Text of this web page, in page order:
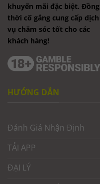
khuyến mãi đặc biệt. Đồng
thời cố gắng cung cấp dịch
vụ chăm sóc tốt cho các
khách hàng!
HƯỚNG DẪN
Đánh Giá Nhận Định
TẢI APP
ĐẠI LÝ